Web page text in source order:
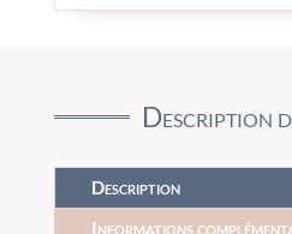
Description
Description
Informations